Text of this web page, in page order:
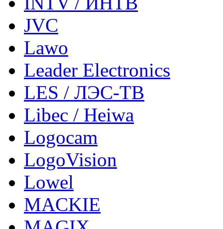
JVC
Lawo
Leader Electronics
LES / ЛЭС-ТВ
Libec / Heiwa
Logocam
LogoVision
Lowel
MACKIE